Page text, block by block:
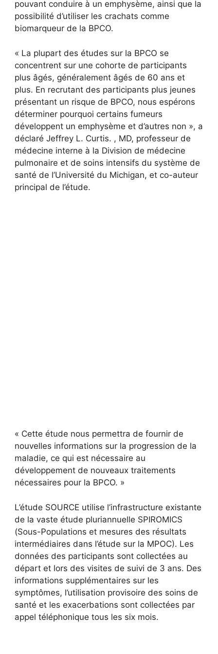
pouvant conduire à un emphysème, ainsi que la
possibilité d’utiliser les crachats comme
biomarqueur de la BPCO.
« La plupart des études sur la BPCO se
concentrent sur une cohorte de participants
plus âgés, généralement âgés de 60 ans et
plus. En recrutant des participants plus jeunes
présentant un risque de BPCO, nous espérons
déterminer pourquoi certains fumeurs
développent un emphysème et d’autres non », a
déclaré Jeffrey L. Curtis. , MD, professeur de
médecine interne à la Division de médecine
pulmonaire et de soins intensifs du système de
santé de l’Université du Michigan, et co-auteur
principal de l’étude.
« Cette étude nous permettra de fournir de
nouvelles informations sur la progression de la
maladie, ce qui est nécessaire au
développement de nouveaux traitements
nécessaires pour la BPCO. »
L’étude SOURCE utilise l’infrastructure existante
de la vaste étude pluriannuelle SPIROMICS
(Sous-Populations et mesures des résultats
intermédiaires dans l’étude sur la MPOC). Les
données des participants sont collectées au
départ et lors des visites de suivi de 3 ans. Des
informations supplémentaires sur les
symptômes, l’utilisation provisoire des soins de
santé et les exacerbations sont collectées par
appel téléphonique tous les six mois.